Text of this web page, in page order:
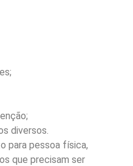
diversos.
para pessoa física,
que precisam ser